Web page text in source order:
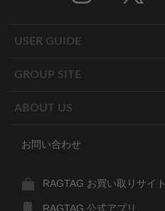
USER GUIDE
GROUP SITE
ABOUT US
お問い合わせ
RAGTAG お買い取りサイト
RAGTAG 公式アプリ